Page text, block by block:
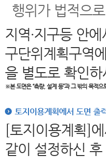
행위가 법적으
지역·지구등 안
구단위계획구역
을 별도로 확인
※본 도면은“측량, 설계 등”과 그 밖의 목적으
토지이용계획에서 도면 출
[토지이용계획]
같이 설정하신